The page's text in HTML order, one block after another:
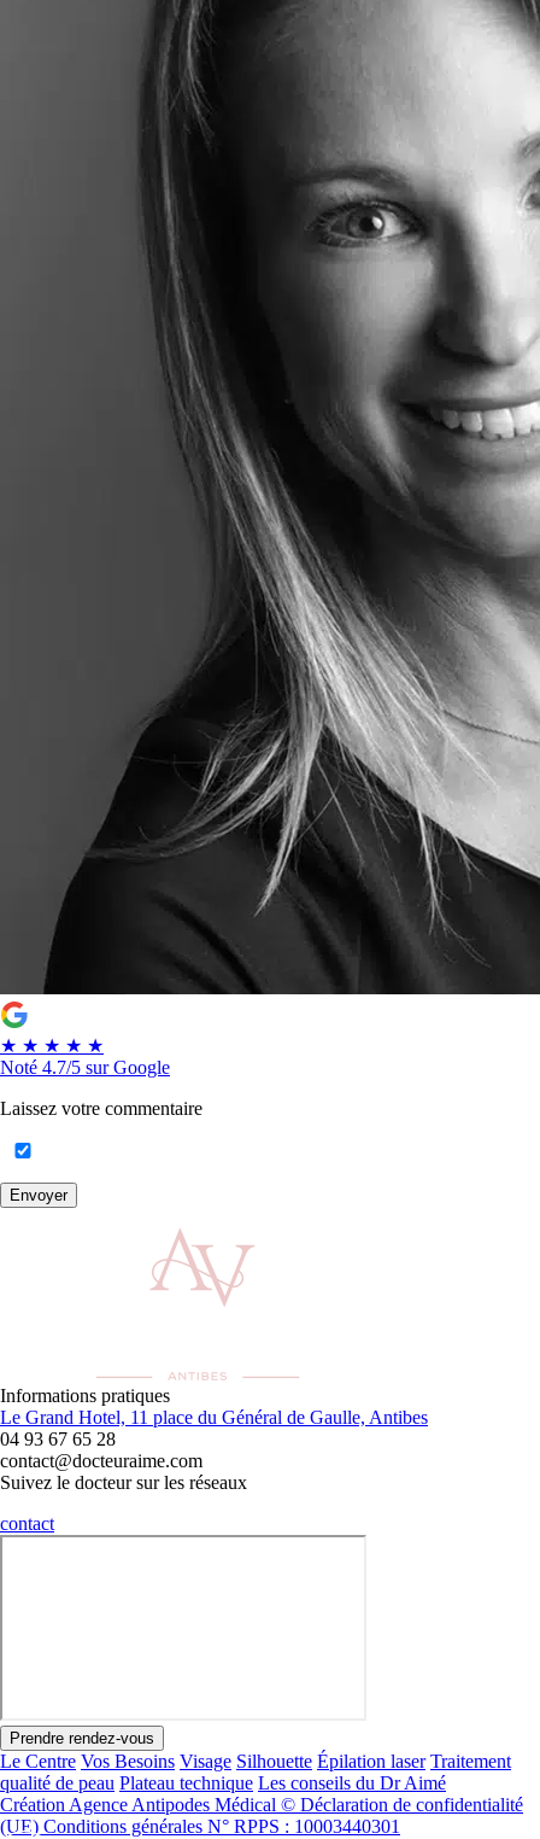
★ ★ ★ ★ ★
Noté 4.7/5 sur Google
Laissez votre commentaire
Envoyer
Informations pratiques
Le Grand Hotel, 11 place du Général de Gaulle, Antibes
04 93 67 65 28
contact@docteuraime.com
Suivez le docteur sur les réseaux
contact
Prendre rendez-vous
Le Centre Vos Besoins Visage Silhouette Épilation laser Traitement
qualité de peau Plateau technique Les conseils du Dr Aimé
Création Agence Antipodes Médical © Déclaration de confidentialité
(UE) Conditions générales N° RPPS : 10003440301